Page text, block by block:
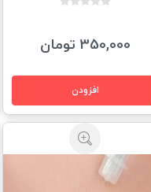
350,000 تومان